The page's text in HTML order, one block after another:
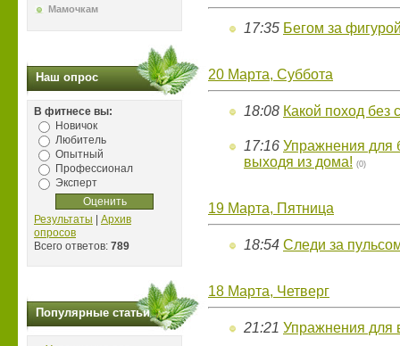
Мамочкам
Наш опрос
В фитнесе вы:
Новичок
Любитель
Опытный
Профессионал
Эксперт
Результаты
Архив
опросов
Всего ответов: 789
Популярные статьи
17:35 Бегом за
20 Марта, Суббота
18:08 Какой поход без
17:16 Упражнения для
выходя из дома! (0)
19 Марта, Пятница
18:54 Следи за
18 Марта, Четверг
21:21 Упражнения для